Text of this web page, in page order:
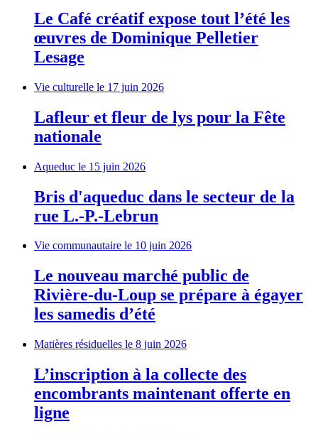
Le Café créatif expose tout l’été les
œuvres de Dominique Pelletier
Lesage
Vie culturelle le 17 juin 2026
Lafleur et fleur de lys pour la Fête
nationale
Aqueduc le 15 juin 2026
Bris d'aqueduc dans le secteur de la
rue L.-P.-Lebrun
Vie communautaire le 10 juin 2026
Le nouveau marché public de
Rivière-du-Loup se prépare à égayer
les samedis d’été
Matières résiduelles le 8 juin 2026
L’inscription à la collecte des
encombrants maintenant offerte en
ligne